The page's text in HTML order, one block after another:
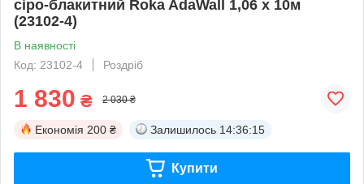
сіро-блакитний Roka AdaWall 1,06 х 10м
(23102-4)
В наявності
Код: 23102-4
Роздріб
1 830 ₴ 2 030 ₴
Економія 200 ₴ Залишилось 14:36:14
Купити